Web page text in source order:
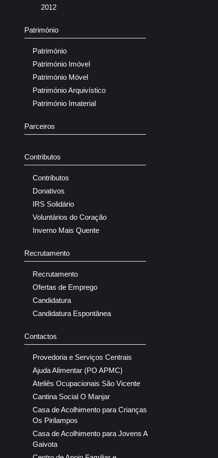
2012
Património
Património
Património Imóvel
Património Móvel
Património Arquivístico
Património Imaterial
Parceiros
Contributos
Contributos
Donativos
IRS Solidário
Voluntários do Coração
Inverno Mais Quente
Recrutamento
Recrutamento
Ofertas de Emprego
Candidatura
Candidatura Espontânea
Contactos
Provedoria e Serviços Centrais
Ajuda Alimentar (PO APMC)
Ateliês Ocupacionais São Vicente
Cantina Social O Manjar
Casa de Acolhimento para Crianças
Os Pirilampos
Casa de Acolhimento para Jovens A
Gaivota